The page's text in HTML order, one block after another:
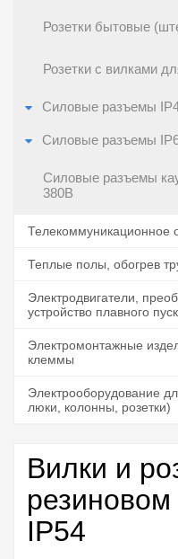
Розетки бытовые
Розетки с вилками
Силовые разъемы
Силовые разъемы
Силовые разъемы
380В
Телекоммуникационное
Теплые полы, обогрев
Электродвигатели,
устройство плавного
Электромонтажные
клеммы
Электрооборудование
люки, колонны, розетки)
Вилки и
резиновом
IP54